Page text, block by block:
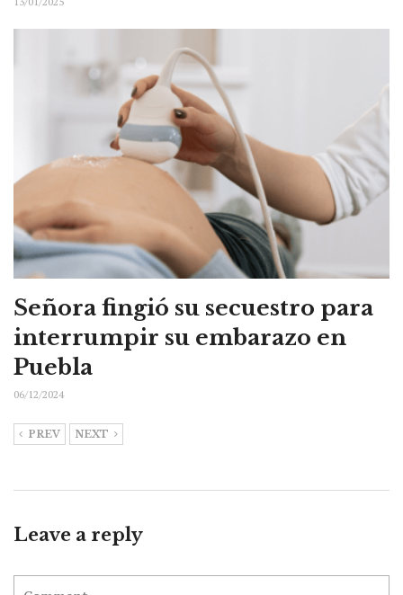
Señora fingió su secuestro para
interrumpir su embarazo en
Puebla
06/12/2024
PREV NEXT
Leave a reply